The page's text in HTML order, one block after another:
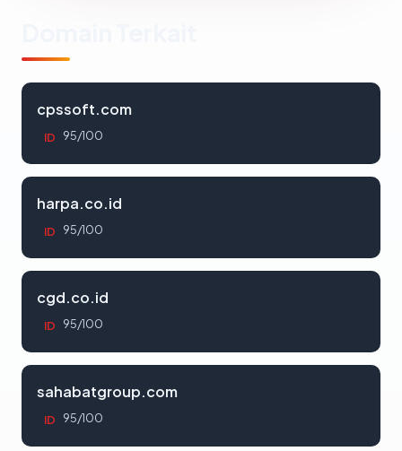
cpssoft.com
ID 95/100
harpa.co.id
ID 95/100
cgd.co.id
ID 95/100
sahabatgroup.com
ID 95/100